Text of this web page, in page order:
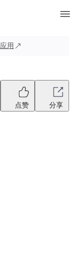
用
点赞 分享